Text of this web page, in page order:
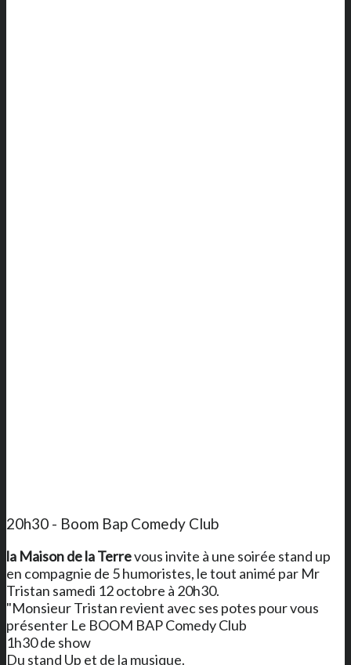
20h30 - Boom Bap Comedy Club
la Maison de la Terrevous invite à une soirée stand up
en compagnie de 5 humoristes, le tout animé par Mr
Tristan samedi 12 octobre à 20h30.
"Monsieur Tristan revient avec ses potes pour vous
présenter Le BOOM BAP Comedy Club
1h30 de show
Du stand Up et de la musique.